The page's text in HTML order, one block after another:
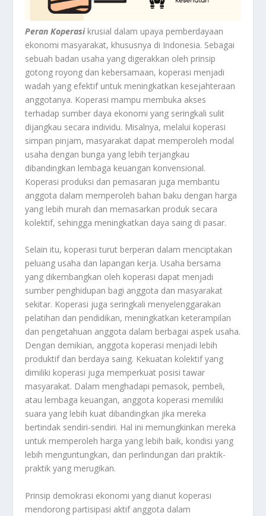
Peran Koperasikrusial dalam upaya pemberdayaan
ekonomi masyarakat, khususnya di Indonesia. Sebagai
sebuah badan usaha yang digerakkan oleh prinsip
gotong royong dan kebersamaan, koperasi menjadi
wadah yang efektif untuk meningkatkan kesejahteraan
anggotanya. Koperasi mampu membuka akses
terhadap sumber daya ekonomi yang seringkali sulit
dijangkau secara individu. Misalnya, melalui koperasi
simpan pinjam, masyarakat dapat memperoleh modal
usaha dengan bunga yang lebih terjangkau
dibandingkan lembaga keuangan konvensional.
Koperasi produksi dan pemasaran juga membantu
anggota dalam memperoleh bahan baku dengan harga
yang lebih murah dan memasarkan produk secara
kolektif, sehingga meningkatkan daya saing di pasar.
Selain itu, koperasi turut berperan dalam menciptakan
peluang usaha dan lapangan kerja. Usaha bersama
yang dikembangkan oleh koperasi dapat menjadi
sumber penghidupan bagi anggota dan masyarakat
sekitar. Koperasi juga seringkali menyelenggarakan
pelatihan dan pendidikan, meningkatkan keterampilan
dan pengetahuan anggota dalam berbagai aspek usaha.
Dengan demikian, anggota koperasi menjadi lebih
produktif dan berdaya saing. Kekuatan kolektif yang
dimiliki koperasi juga memperkuat posisi tawar
masyarakat. Dalam menghadapi pemasok, pembeli,
atau lembaga keuangan, anggota koperasi memiliki
suara yang lebih kuat dibandingkan jika mereka
bertindak sendiri-sendiri. Hal ini memungkinkan mereka
untuk memperoleh harga yang lebih baik, kondisi yang
lebih menguntungkan, dan perlindungan dari praktik-
praktik yang merugikan.
Prinsip demokrasi ekonomi yang dianut koperasi
mendorong partisipasi aktif anggota dalam